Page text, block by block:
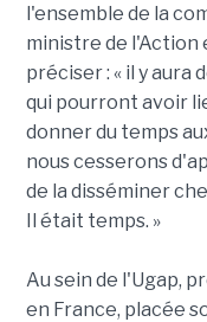
l'ensemble de la
ministre de l'Action
préciser : « il y
qui pourront avoir
donner du temps
nous cesserons
de la disséminer
Il était temps. »
Au sein de l'Ugap,
en France, placée